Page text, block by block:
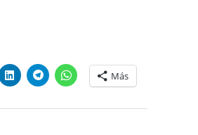
Más